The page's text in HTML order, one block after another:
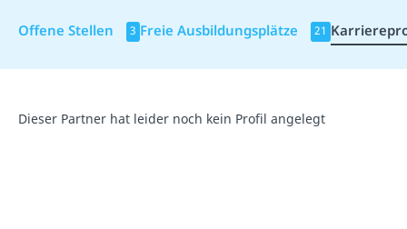
Offene Stellen 3 Freie Ausbildungsplätze 21
Dieser Partner hat leider noch kein Profil angelegt